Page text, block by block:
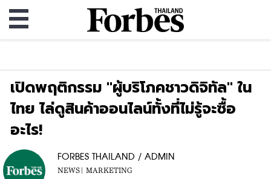
เปิดพฤติกรรม "ผู้บริโภคชาวดิจิทัล" ใน
ไทย ไล่ดูสินค้าออนไลน์ทั้งที่ไม่รู้จะซื้อ
อะไร!
FORBES THAILAND / ADMIN
NEWS |
MARKETING